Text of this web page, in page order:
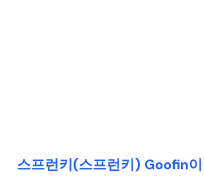
스프런키(스프런키) Goofin